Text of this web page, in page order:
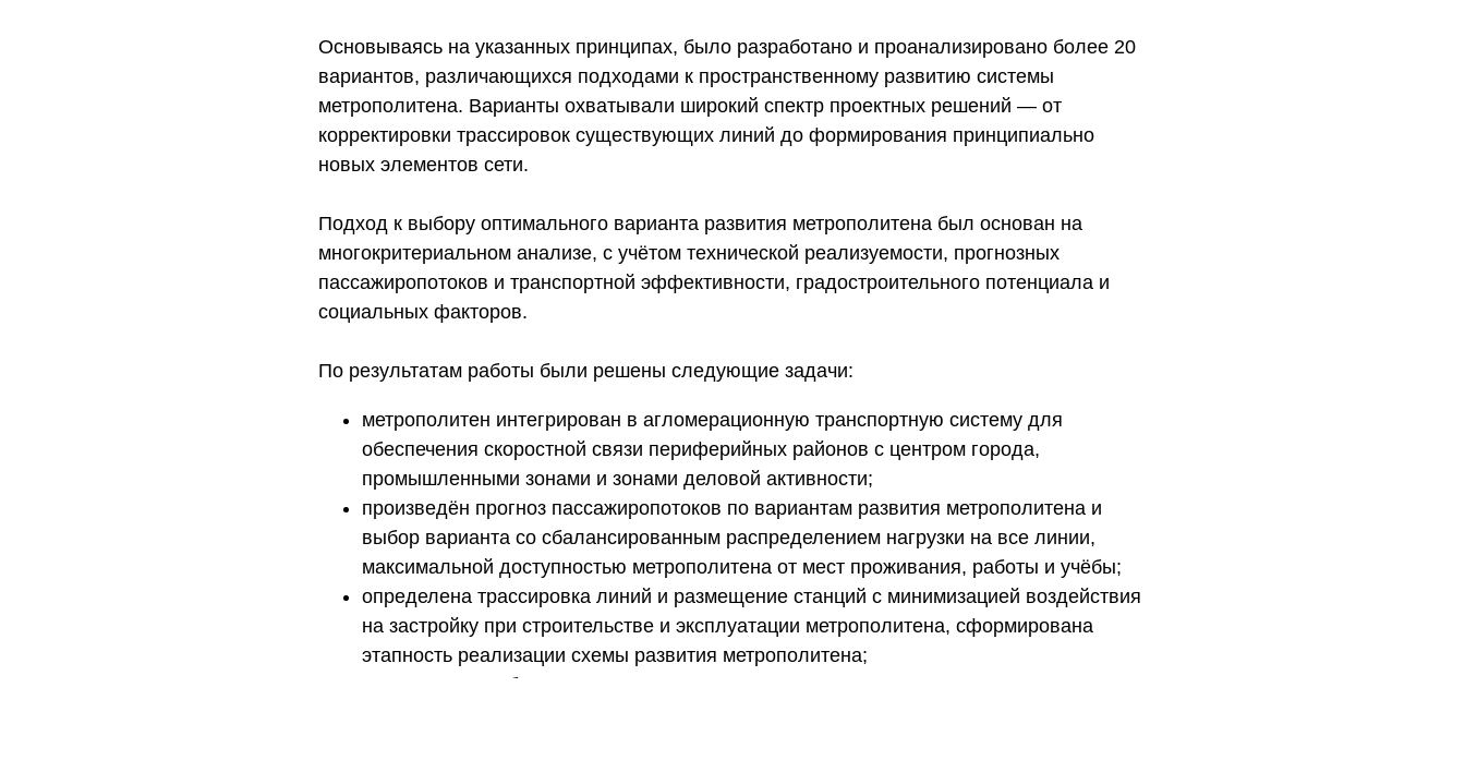
Основываясь на указанных принципах, было разработано и проанализировано более 20
вариантов, различающихся подходами к пространственному развитию системы
метрополитена. Варианты охватывали широкий спектр проектных решений — от
корректировки трассировок существующих линий до формирования принципиально
новых элементов сети.
Подход к выбору оптимального варианта развития метрополитена был основан на
многокритериальном анализе, с учётом технической реализуемости, прогнозных
пассажиропотоков и транспортной эффективности, градостроительного потенциала и
социальных факторов.
По результатам работы были решены следующие задачи:
метрополитен интегрирован в агломерационную транспортную систему для
обеспечения скоростной связи периферийных районов с центром города,
промышленными зонами и зонами деловой активности;
произведён прогноз пассажиропотоков по вариантам развития метрополитена и
выбор варианта со сбалансированным распределением нагрузки на все линии,
максимальной доступностью метрополитена от мест проживания, работы и учёбы;
определена трассировка линий и размещение станций с минимизацией воздействия
на застройку при строительстве и эксплуатации метрополитена, сформирована
этапность реализации схемы развития метрополитена;
определены и обоснованы границы площадок для последующего резервирования